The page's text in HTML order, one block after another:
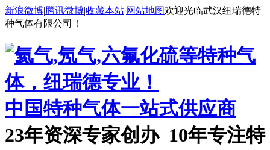
新浪微博|腾讯微博|收藏本站|网站地图欢迎光临武汉纽瑞德特
种气体有限公司！
中国特种气体一站式供应商
23年资深专家创办 10年专注特